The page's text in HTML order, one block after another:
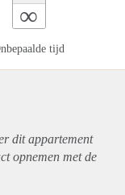
∞
tijd
ditappartement
opnemen met de